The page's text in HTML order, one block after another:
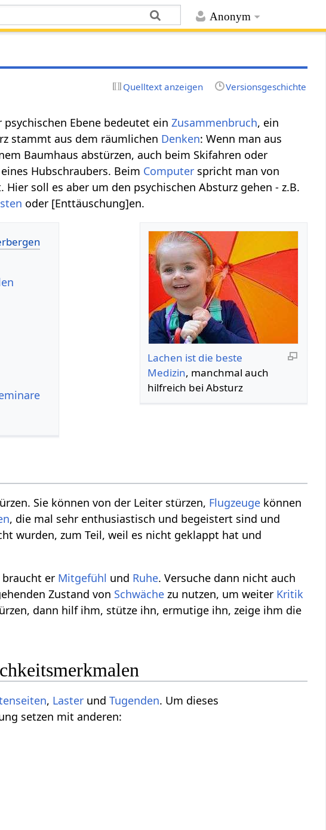
Anonym
Quelltext anzeigen Versionsgeschichte
Ebene bedeutet einZusammenbruch, ein
stammt aus dem räumlichen Denken: Wenn man aus
Baumhaus abstürzen, auch beim Skifahren oder
Hubschraubers. Beim Computer spricht man von
soll es aber um den psychischen Absturz gehen - z.B.
oder [Enttäuschung]en.
Lachen ist die beste
Medizin, manchmal auch
hilfreich bei Absturz
Sie können von der Leiter stürzen, Flugzeuge können
, die mal sehr enthusiastisch und begeistert sind und
wurden, zum Teil, weil es nicht geklappt hat und
er Mitgefühl und Ruhe. Versuche dann nicht auch
Zustand von Schwäche zu nutzen, um weiter Kritik
dann hilf ihm, stütze ihn, ermutige ihn, zeige ihm die
, Laster undTugenden. Um dieses
setzen mit anderen: